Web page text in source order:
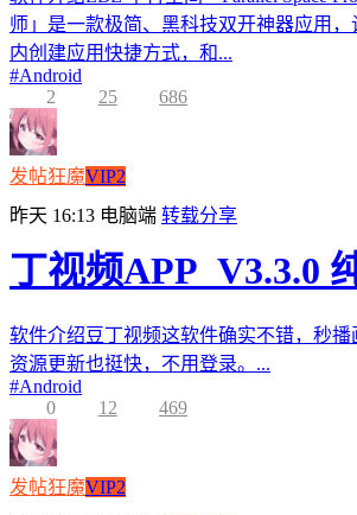
师」是一款极简、黑科技双开神器应用，
内创建应用快捷方式，和...
#Android
2
25 686
发帖狂魔VIP2
昨天 16:13 电脑端 转载分享
丁视频APP_V3.3.0
软件介绍豆丁视频这软件确实不错，秒播
资源更新也挺快，不用登录。...
#Android
0
12 469
发帖狂魔VIP2